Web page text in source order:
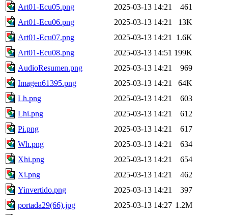
Art01-Ecu05.png
2025-03-13 14:21
461
Art01-Ecu06.png
2025-03-13 14:21
13K
Art01-Ecu07.png
2025-03-13 14:21
1.6K
Art01-Ecu08.png
2025-03-13 14:51 199K
AudioResumen.png
2025-03-13 14:21
969
Imagen61395.png
2025-03-13 14:21
64K
Lh.png
2025-03-13 14:21
603
Lhi.png
2025-03-13 14:21
612
Pi.png
2025-03-13 14:21
617
Wh.png
2025-03-13 14:21
634
Xhi.png
2025-03-13 14:21
654
Xi.png
2025-03-13 14:21
462
Yinvertido.png
2025-03-13 14:21
397
portada29(66).jpg
2025-03-13 14:27 1.2M